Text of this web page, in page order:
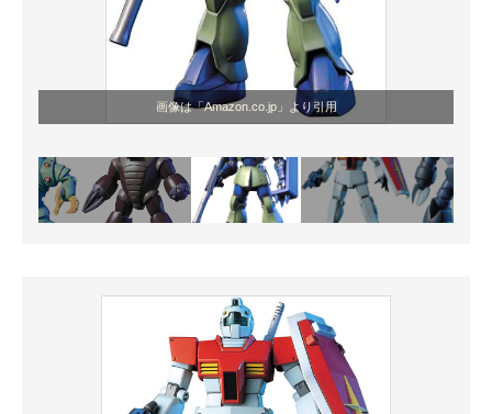
画像は「Amazon.co.jp」より引用